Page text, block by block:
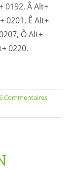
0192, Â Alt+
0201, Ê Alt+
Ô Alt+
0220.
Commentaires